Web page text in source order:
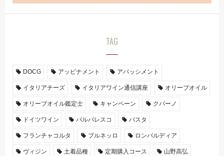
TAG
DOCG アッビナメント アパッシメント
イタリアチーズ イタリアワイン通信講座 オリーブオイル
オリーブオイル鑑定士 キャンペーン クパーノ
ドイツワイン バルバレスコ パスタ
フランチャコルタ ブルネッロ ロンバルディア
ヴィジン 土着品種 定期購入コース 山野高弘